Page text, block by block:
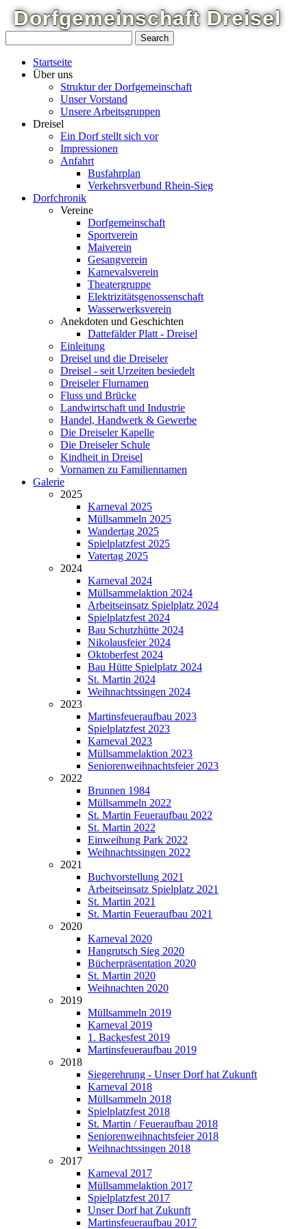
Dorfgemeinschaft Dreisel
Startseite
Über uns
Struktur der Dorfgemeinschaft
Unser Vorstand
Unsere Arbeitsgruppen
Dreisel
Ein Dorf stellt sich vor
Impressionen
Anfahrt
Busfahrplan
Verkehrsverbund Rhein-Sieg
Dorfchronik
Vereine
Dorfgemeinschaft
Sportverein
Maiverein
Gesangverein
Karnevalsverein
Theatergruppe
Elektrizitätsgenossenschaft
Wasserwerksverein
Anekdoten und Geschichten
Dattefälder Platt - Dreisel
Einleitung
Dreisel und die Dreiseler
Dreisel - seit Urzeiten besiedelt
Dreiseler Flurnamen
Fluss und Brücke
Landwirtschaft und Industrie
Handel, Handwerk & Gewerbe
Die Dreiseler Kapelle
Die Dreiseler Schule
Kindheit in Dreisel
Vornamen zu Familiennamen
Galerie
2025
Karneval 2025
Müllsammeln 2025
Wandertag 2025
Spielplatzfest 2025
Vatertag 2025
2024
Karneval 2024
Müllsammelaktion 2024
Arbeitseinsatz Spielplatz 2024
Spielplatzfest 2024
Bau Schutzhütte 2024
Nikolausfeier 2024
Oktoberfest 2024
Bau Hütte Spielplatz 2024
St. Martin 2024
Weihnachtssingen 2024
2023
Martinsfeueraufbau 2023
Spielplatzfest 2023
Karneval 2023
Müllsammelaktion 2023
Seniorenweihnachtsfeier 2023
2022
Brunnen 1984
Müllsammeln 2022
St. Martin Feueraufbau 2022
St. Martin 2022
Einweihung Park 2022
Weihnachtssingen 2022
2021
Buchvorstellung 2021
Arbeitseinsatz Spielplatz 2021
St. Martin 2021
St. Martin Feueraufbau 2021
2020
Karneval 2020
Hangrutsch Sieg 2020
Bücherpräsentation 2020
St. Martin 2020
Weihnachten 2020
2019
Müllsammeln 2019
Karneval 2019
1. Backesfest 2019
Martinsfeueraufbau 2019
2018
Siegerehrung - Unser Dorf hat Zukunft
Karneval 2018
Müllsammeln 2018
Spielplatzfest 2018
St. Martin / Feueraufbau 2018
Seniorenweihnachtsfeier 2018
Weihnachtssingen 2018
2017
Karneval 2017
Müllsammelaktion 2017
Spielplatzfest 2017
Unser Dorf hat Zukunft
Martinsfeueraufbau 2017